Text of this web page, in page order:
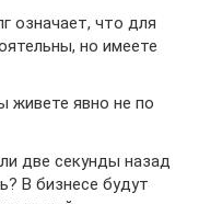
означает, что для
но имеете
живете явно не по
две секунды назад
В бизнесе будут